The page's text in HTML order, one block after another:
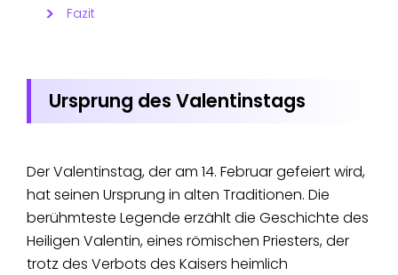
Fazit
Ursprung des Valentinstags
Der Valentinstag, der am 14. Februar gefeiert wird,
hat seinen Ursprung in alten Traditionen. Die
berühmteste Legende erzählt die Geschichte des
Heiligen Valentin, eines römischen Priesters, der
trotz des Verbots des Kaisers heimlich